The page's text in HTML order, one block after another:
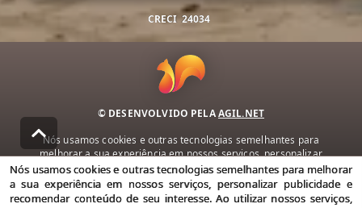
CRECI 24034
© DESENVOLVIDO PELAAGIL.NET
Nós usamos cookies e outras tecnologias semelhantes para
melhorar a sua experiência em nossos serviços, personalizar
publicidade e recomendar conteúdo de seu interesse. Ao utilizar
nossos serviços, você concorda com nossa política de privacidade e
termos de uso.
Nós usamos cookies e outras tecnologias semelhantes para melhorar
a sua experiência em nossos serviços, personalizar publicidade e
recomendar conteúdo de seu interesse. Ao utilizar nossos serviços,